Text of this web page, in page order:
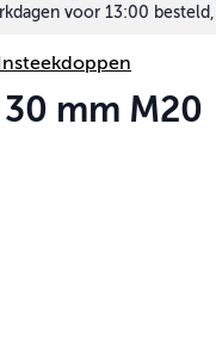
voor 13:00
Insteekdoppen
mm M20